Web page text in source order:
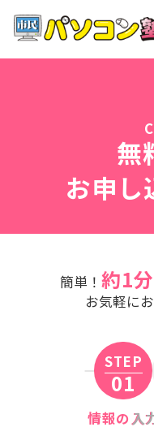
ホーム
教室案内
よくある質問
無料
無
お申し
簡単！ 約1分
お気軽に
STEP
01
情報の入
入